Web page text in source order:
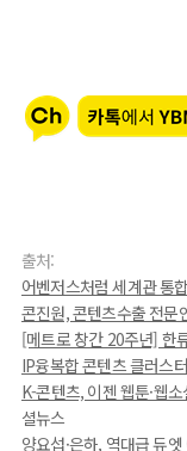
출처:
어벤저스처럼 세계관 통
콘진원, 콘텐츠수출 전문
[메트로 창간 20주년] 한
IP융복합 콘텐츠 클러스
K-콘텐츠, 이젠 웹툰·웹
셜뉴스
양요섭·은하, 역대급 듀